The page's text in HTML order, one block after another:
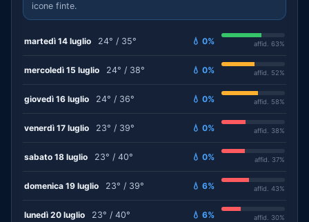
icone finte.
martedì 14 luglio 24° / 35° 💧 0% affid. 63%
mercoledì 15 luglio 24° / 38° 💧 0% affid. 52%
giovedì 16 luglio 24° / 36° 💧 0% affid. 58%
venerdì 17 luglio 23° / 39° 💧 0% affid. 38%
sabato 18 luglio 23° / 40° 💧 0% affid. 37%
domenica 19 luglio 23° / 39° 💧 6% affid. 43%
lunedì 20 luglio 23° / 40° 💧 6% affid. 30%